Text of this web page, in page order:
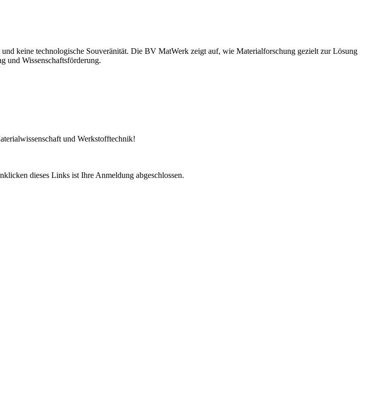
keine technologische Souveränität. Die BV MatWerk zeigt auf, wie Materialforschung gezielt zur Lösung
und Wissenschaftsförderung.
und Werkstofftechnik!
dieses Links ist Ihre Anmeldung abgeschlossen.